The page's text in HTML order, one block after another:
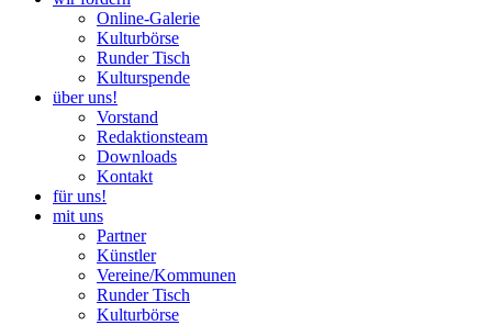
Online-Galerie
Kulturbörse
Runder Tisch
Kulturspende
über uns!
Vorstand
Redaktionsteam
Downloads
Kontakt
für uns!
mit uns
Partner
Künstler
Vereine/Kommunen
Runder Tisch
Kulturbörse